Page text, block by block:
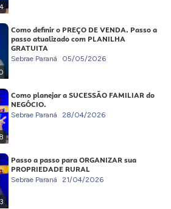
Como definir o PREÇO DE VENDA. Passo a
passo atualizado com PLANILHA
GRATUITA
Sebrae Paraná 05/05/2026
Como planejar a SUCESSÃO FAMILIAR do
NEGÓCIO.
Sebrae Paraná 28/04/2026
Passo a passo para ORGANIZAR sua
PROPRIEDADE RURAL
Sebrae Paraná 21/04/2026